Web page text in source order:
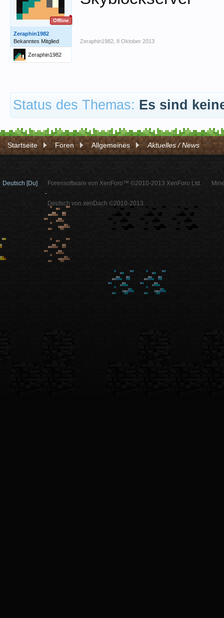
Offline
Zeraphin1982
Bekanntes Mitglied
Zeraphin1982
Zeraphin1982 8 Oktober 2013
Status des Themas: Es sind
Startseite Foren Allgemeines Aktuelles / News
Deutsch [Du]
Forensoftware von XenForo™ ©2010-2013 XenForo Ltd.
-
Deutsch von xenDach ©2010-2013